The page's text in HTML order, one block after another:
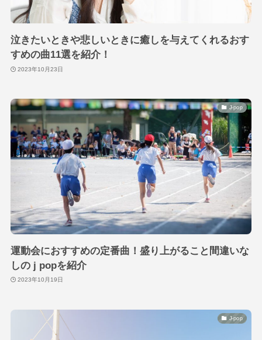
泣きたいときや悲しいときに癒しを与えてくれるおす
すめの曲11選を紹介！
2023年10月23日
J-pop
運動会におすすめの定番曲！盛り上がること間違いな
しの j popを紹介
2023年10月19日
J-pop